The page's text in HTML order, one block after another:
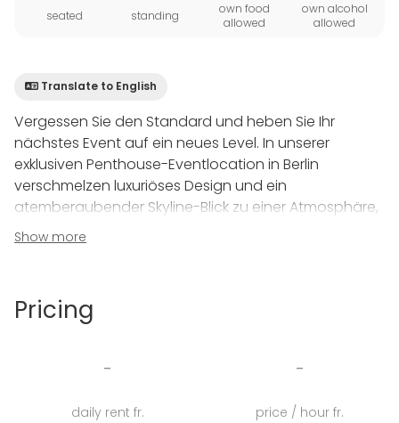
seated standing
own food
allowed
own alcohol
allowed
Translate to English
Vergessen Sie den Standard und heben Sie Ihr
nächstes Event auf ein neues Level. In unserer
exklusiven Penthouse-Eventlocation in Berlin
verschmelzen luxuriöses Design und ein
atemberaubender Skyline-Blick zu einer Atmosphäre,
die Ihre Gäste staunen lässt. Ob für hochkarätige
Firmenevents, stylische Produktpräsentationen oder
Location, sondern ein Statement.
Rundbogenfenster, edle Echtholzböden und
Show more
Pricing
-
daily rent fr.
-
price / hour fr.